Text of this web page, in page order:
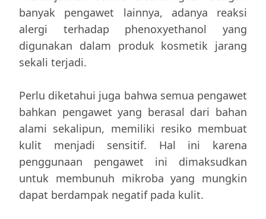
banyak pengawet lainnya, adanya reaksi
alergi terhadap phenoxyethanol yang
digunakan dalam produk kosmetik jarang
sekali terjadi.
Perlu diketahui juga bahwa semua pengawet
bahkan pengawet yang berasal dari bahan
alami sekalipun, memiliki resiko membuat
kulit menjadi sensitif. Hal ini karena
penggunaan pengawet ini dimaksudkan
untuk membunuh mikroba yang mungkin
dapat berdampak negatif pada kulit.